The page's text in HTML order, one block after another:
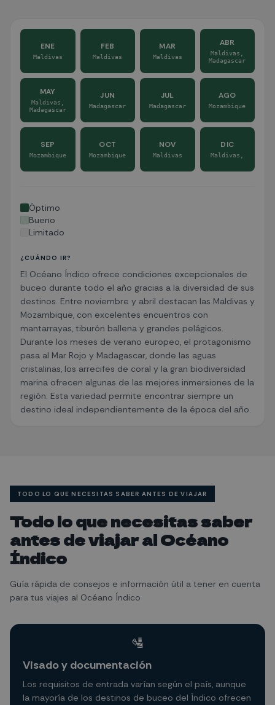
ENE
Maldivas
FEB
Maldivas
MAR
Maldivas
ABR
Maldivas,
Madagascar
MAY
Maldivas,
Madagascar
JUN
Madagascar
JUL
Madagascar
AGO
Mozambique
SEP
Mozambique
OCT
Mozambique
NOV
Maldivas
DIC
Maldivas,
Óptimo
Bueno
Limitado
¿CUÁNDO IR?
El Océano Índico ofrece condiciones excepcionales de
buceo durante todo el año gracias a la diversidad de sus
destinos. Entre noviembre y abril destacan las Maldivas y
Mozambique, con excelentes encuentros con
mantarrayas, tiburón ballena y grandes pelágicos.
Durante los meses de verano europeo, el protagonismo
pasa al Mar Rojo y Madagascar, donde las aguas
cristalinas, los arrecifes de coral y la gran biodiversidad
marina ofrecen algunas de las mejores inmersiones de la
región. Esta variedad permite encontrar siempre un
destino ideal independientemente de la época del año.
TODO LO QUE NECESITAS SABER ANTES DE VIAJAR
Todo lo que necesitas saber
antes de viajar al Océano
Índico
Guía rápida de consejos e información útil a tener en cuenta
para tus viajes al Océano Índico
🛂
Visado y documentación
Los requisitos de entrada varían según el país, aunque
la mayoría de los destinos de buceo del Índico ofrecen